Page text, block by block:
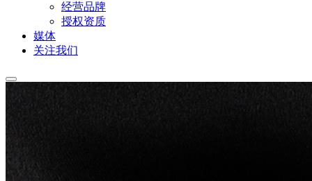
经营品牌
授权资质
媒体
关注我们